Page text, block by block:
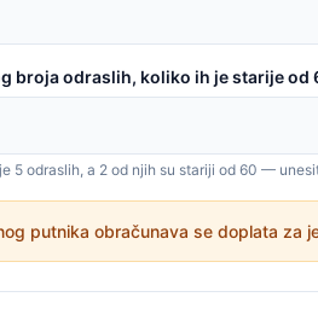
broja odraslih, koliko ih je starije od
5 odraslih, a 2 od njih su stariji od 60 —
putnika obračunava se doplata za